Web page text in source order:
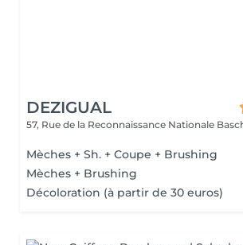
DEZIGUAL
57, Rue de la Reconnaissance Nationale
Mèches + Sh. + Coupe + Brushing
Mèches + Brushing
Décoloration (à partir de 30 euros)